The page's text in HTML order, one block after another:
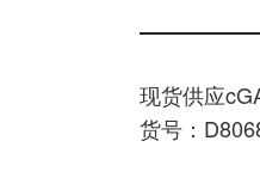
现货供应
货号：